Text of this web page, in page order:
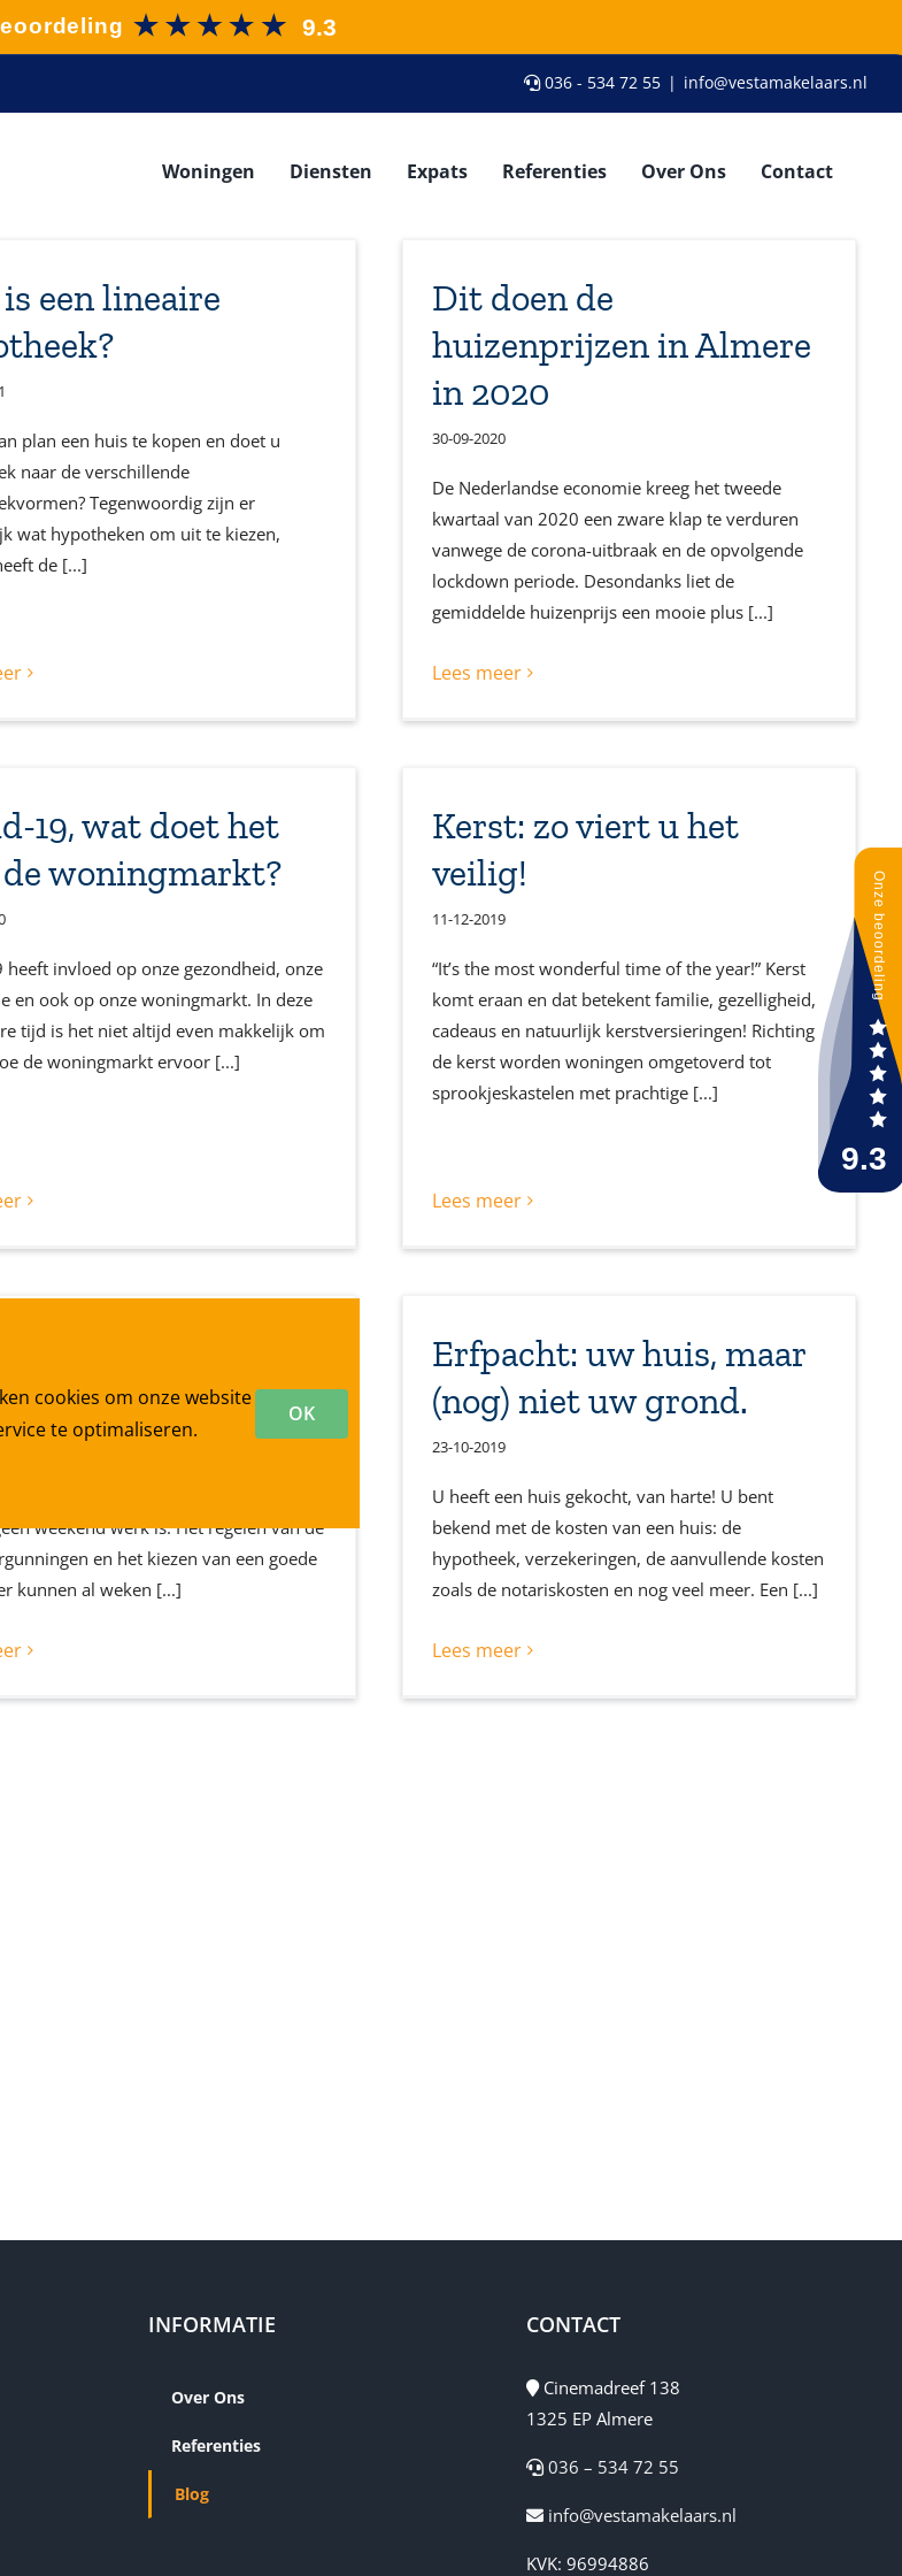
036 - 534 72 55 | info@vestamakelaars.nl
Woningen Diensten Expats Referenties Over Ons Contact
een lineaire
plan een huis te kopen en doet u
naar de verschillende
Tegenwoordig zijn er
wat hypotheken om uit te kiezen,
de [...]
Dit doen de
huizenprijzen in Almere
in 2020
30-09-2020
De Nederlandse economie kreeg het tweede
kwartaal van 2020 een zware klap te verduren
vanwege de corona-uitbraak en de opvolgende
lockdown periode. Desondanks liet de
gemiddelde huizenprijs een mooie plus [...]
Lees meer
19, wat doet het
woningmarkt?
heeft invloed op onze gezondheid, onze
en ook op onze woningmarkt. In deze
tijd is het niet altijd even makkelijk om
de woningmarkt ervoor [...]
Kerst: zo viert u het
veilig!
11-12-2019
“It’s the most wonderful time of the year!” Kerst
komt eraan en dat betekent familie, gezelligheid,
cadeaus en natuurlijk kerstversieringen! Richting
de kerst worden woningen omgetoverd tot
sprookjeskastelen met prachtige [...]
Lees meer
checklist
weekend werk is. Het regelen van de
en het kiezen van een goede
kunnen al weken [...]
Erfpacht: uw huis, maar
(nog) niet uw grond.
23-10-2019
U heeft een huis gekocht, van harte! U bent
bekend met de kosten van een huis: de
hypotheek, verzekeringen, de aanvullende kosten
zoals de notariskosten en nog veel meer. Een [...]
Lees meer
INFORMATIE
Over Ons
Referenties
Blog
CONTACT
Cinemadreef 138
1325 EP Almere
036 – 534 72 55
info@vestamakelaars.nl
KVK: 96994886
cookies om onze website
te optimaliseren.
OK